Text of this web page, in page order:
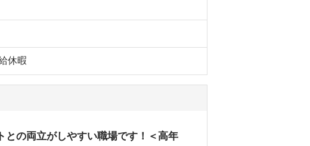
休暇
との両立がしやすい職場です！＜高年